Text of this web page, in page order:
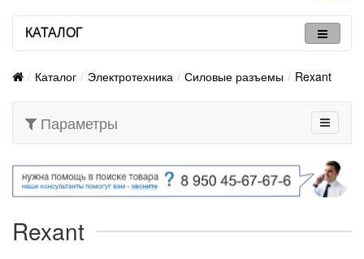
КАТАЛОГ
Каталог Электротехника Силовые разъемы Rexant
Параметры
Rexant